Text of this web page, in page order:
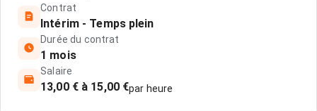
Contrat
Intérim - Temps plein
Durée du contrat
1 mois
Salaire
13,00 € à 15,00 €par heure